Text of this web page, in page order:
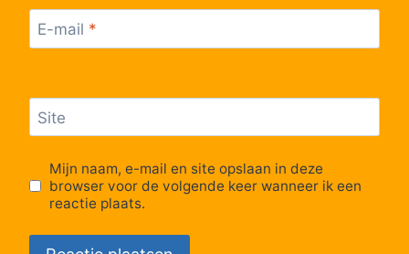
E-mail *
Site
Mijn naam, e-mail en site opslaan in deze
browser voor de volgende keer wanneer ik een
reactie plaats.